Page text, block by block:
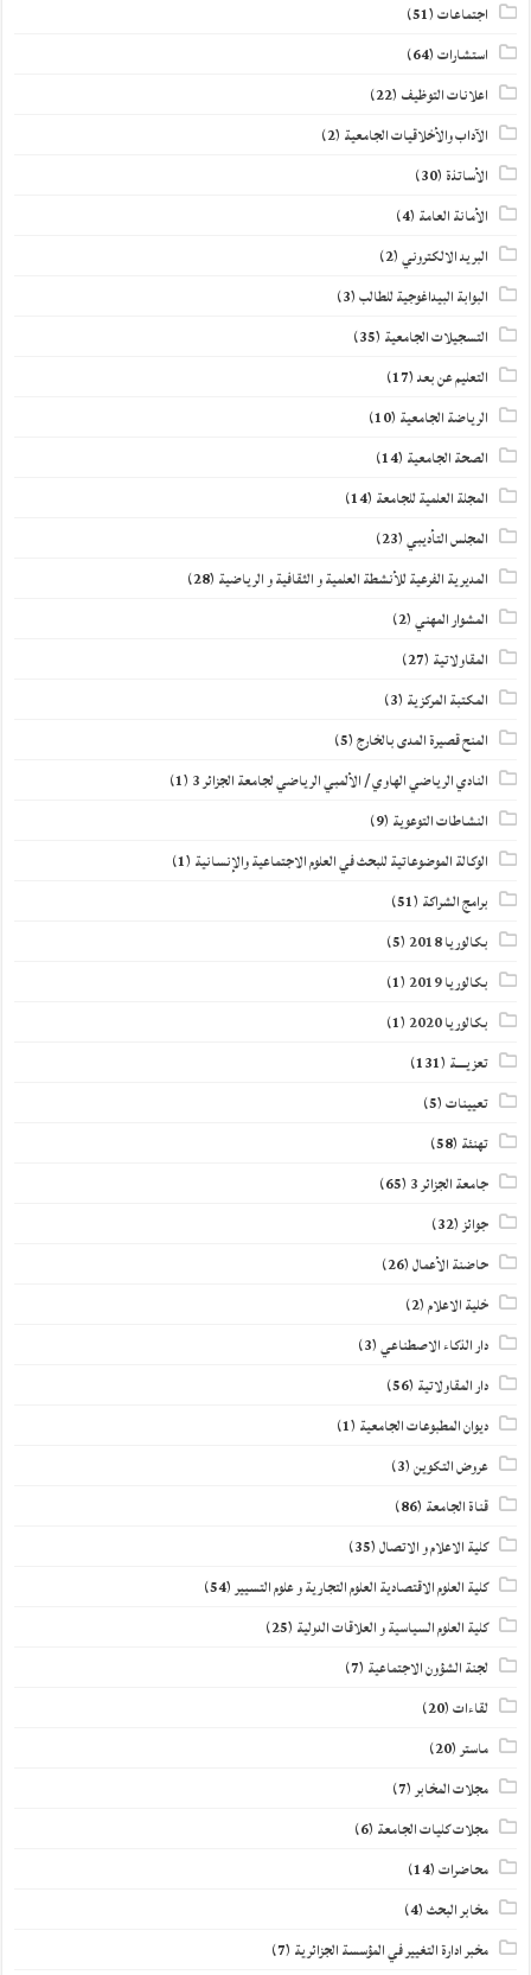
اجتماعات(51)
استشارات(64)
اعلانات التوظيف (22)
الآداب والأخلاقيات الجامعية (2)
الأساتذة(30)
الأمانة العامة (4)
البريد الالكتروني(2)
البوابة البيداغوجية للطالب(3)
التسجيلات الجامعية (35)
التعليم عن بعد(17)
الرياضة الجامعية (10)
الصحة الجامعية (14)
المجلة العلمية للجامعة (14)
المجلس التأديبي(23)
المديرية الفرعية للأنشطة العلمية و الثقافية و الرياضية (28)
المشوار المهني(2)
المقاولاتية (27)
المكتبة المركزية (3)
المنح قصيرة المدى بالخارج(5)
النادي الرياضي الهاوي / الألمبي الرياضي لجامعة الجزائر 3 (1)
النشاطات التوعوية (9)
الوكالة الموضوعاتية للبحث في العلوم الاجتماعية والإنسانية (1)
برامج الشراكة (51)
بكالوريا 2018
(5)
بكالوريا 2019
(1)
بكالوريا 2020
(1)
تعزيــــة (131)
تعيينات(5)
تهنئة (58)
جامعة الجزائر 3 (65)
جوائز(32)
حاضنة الأعمال(26)
خلية الاعلام(2)
دار الذكاء الاصطناعي(3)
دار المقاولاتية (56)
ديوان المطبوعات الجامعية (1)
عروض التكوين(3)
قناة الجامعة (86)
كلية الاعلام و الاتصال(35)
كلية العلوم الاقتصادية العلوم التجارية و علوم التسيير(54)
كلية العلوم السياسية و العلاقات الدولية (25)
لجنة الشؤون الاجتماعية (7)
لقاءات(20)
ماستر(20)
مجلات المخابر(7)
مجلات كليات الجامعة (6)
محاضرات(14)
مخابر البحث(4)
مخبر ادارة التغيير في المؤسسة الجزائرية (7)